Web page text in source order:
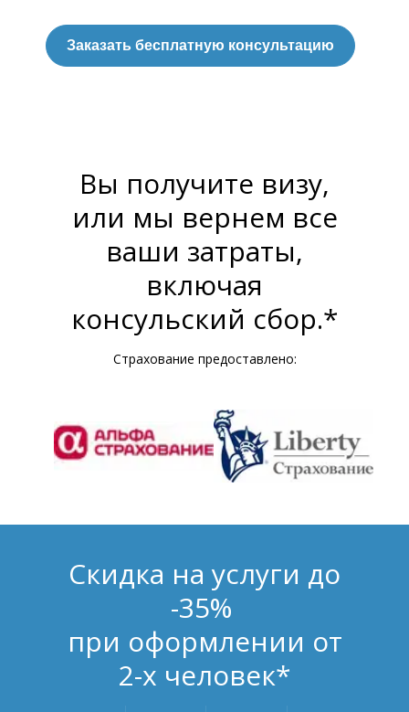
Заказать бесплатную консультацию
Вы получите визу,
или мы вернем все
ваши затраты,
включая
консульский сбор.*
Страхование предоставлено:
Скидка на услуги до
-35%
при оформлении от
2-х человек*